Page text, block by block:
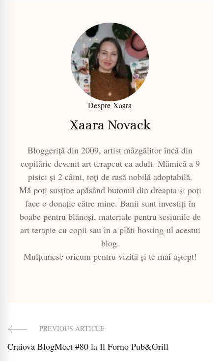
Despre Xaara
Xaara Novack
Bloggeriță din 2009, artist mâzgălitor încă din
copilărie devenit art terapeut ca adult. Mămică a 9
pisici și 2 câini, toți de rasă nobilă adoptabilă.
Mă poți susține apăsând butonul din dreapta și poți
face o donație către mine. Banii sunt investiți în
boabe pentru blănoși, materiale pentru sesiunile de
art terapie cu copii sau în a plăti hosting-ul acestui
blog.
Mulțumesc oricum pentru vizită și te mai aștept!
PostPREVIOUS ARTICLE
Craiova BlogMeet #80 la Il Forno Pub&Grill